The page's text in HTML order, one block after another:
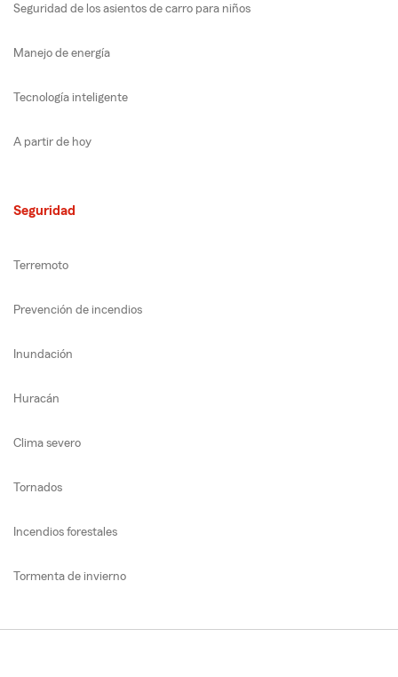
Seguridad de los asientos de carro para niños
Manejo de energía
Tecnología inteligente
A partir de hoy
Seguridad
Terremoto
Prevención de incendios
Inundación
Huracán
Clima severo
Tornados
Incendios forestales
Tormenta de invierno